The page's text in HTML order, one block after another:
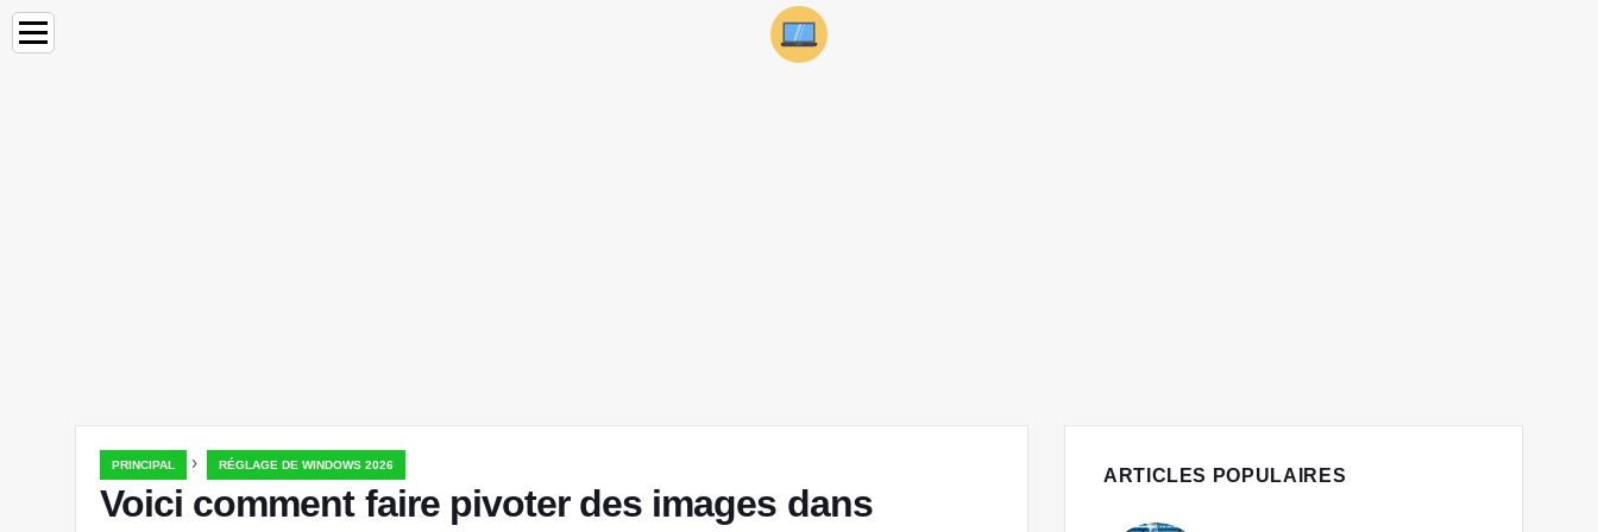
PRINCIPAL › RÉGLAGE DE WINDOWS 2026
Voici comment faire pivoter des images dans
ARTICLES POPULAIRES